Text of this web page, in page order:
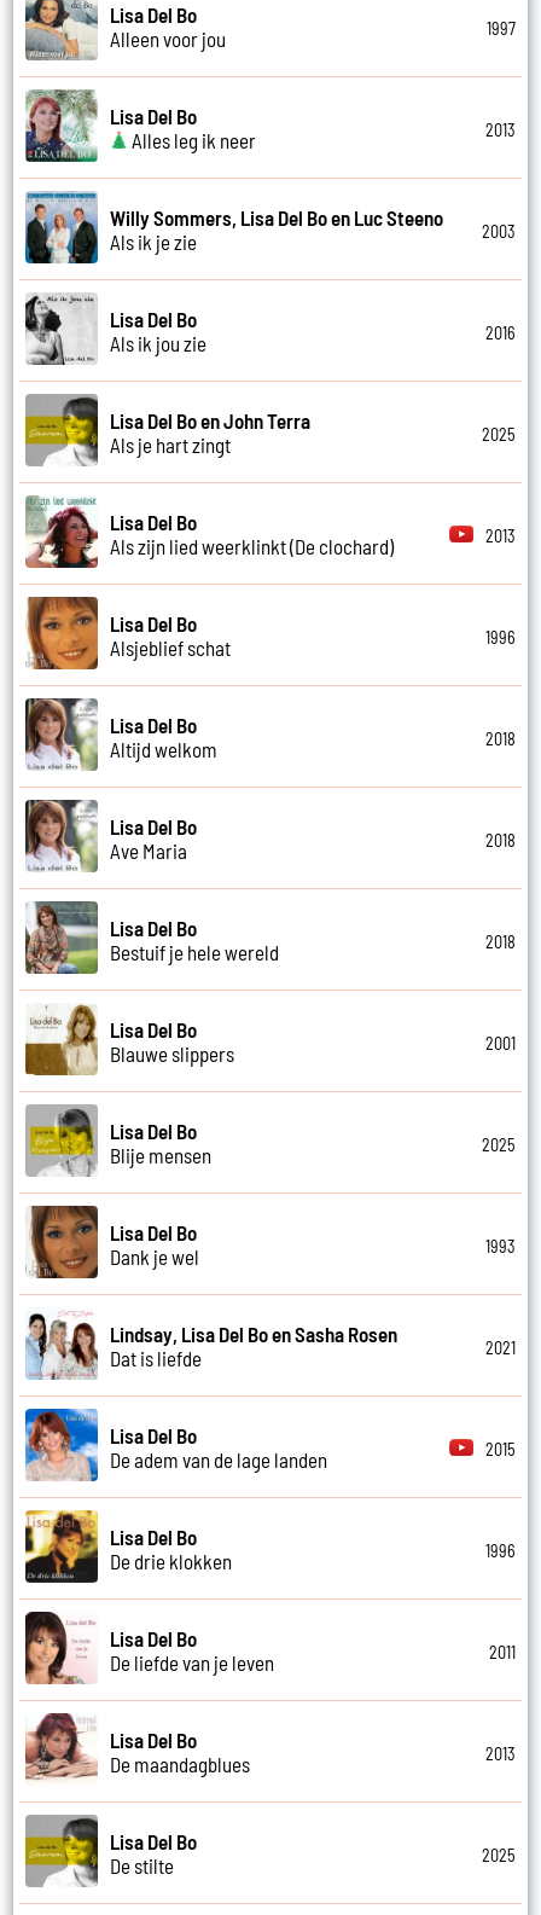
Lisa Del Bo
Alleen voor jou
1997
Lisa Del Bo
Alles leg ik neer
2013
Willy Sommers, Lisa Del Bo en Luc Steeno
Als ik je zie
2003
Lisa Del Bo
Als ik jou zie
2016
Lisa Del Bo en John Terra
Als je hart zingt
2025
Lisa Del Bo
Als zijn lied weerklinkt (De clochard)
2013
Lisa Del Bo
Alsjeblief schat
1996
Lisa Del Bo
Altijd welkom
2018
Lisa Del Bo
Ave Maria
2018
Lisa Del Bo
Bestuif je hele wereld
2018
Lisa Del Bo
Blauwe slippers
2001
Lisa Del Bo
Blije mensen
2025
Lisa Del Bo
Dank je wel
1993
Lindsay, Lisa Del Bo en Sasha Rosen
Dat is liefde
2021
Lisa Del Bo
De adem van de lage landen
2015
Lisa Del Bo
De drie klokken
1996
Lisa Del Bo
De liefde van je leven
2011
Lisa Del Bo
De maandagblues
2013
Lisa Del Bo
De stilte
2025